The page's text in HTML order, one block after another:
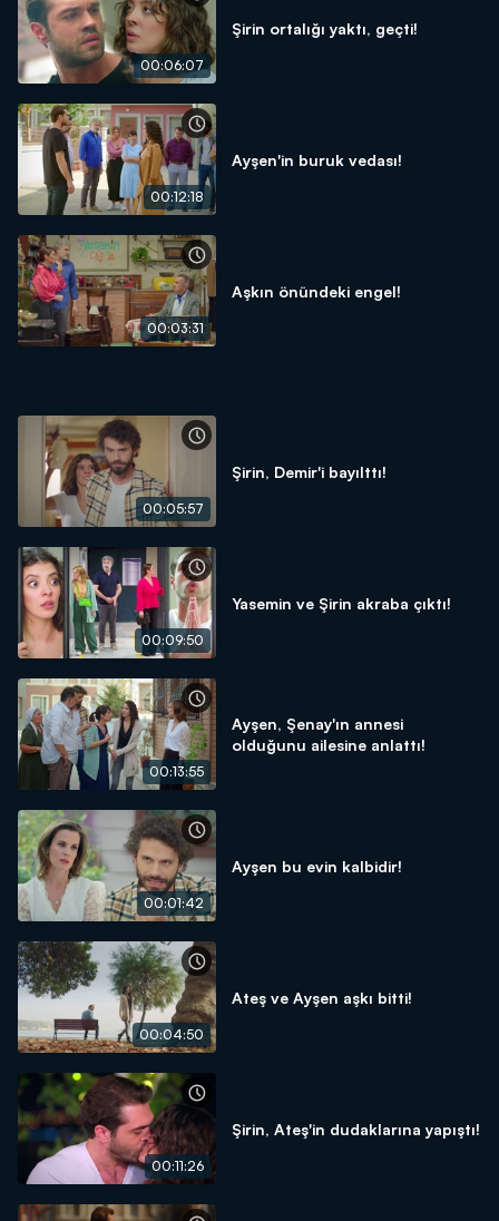
00:06:07
Şirin ortalığı yaktı, geçti!
00:12:18
Ayşen'in buruk vedası!
00:03:31
Aşkın önündeki engel!
00:05:57
Şirin, Demir'i bayılttı!
00:09:50
Yasemin ve Şirin akraba çıktı!
00:13:55
Ayşen, Şenay'ın annesi
olduğunu ailesine anlattı!
00:01:42
Ayşen bu evin kalbidir!
00:04:50
Ateş ve Ayşen aşkı bitti!
00:11:26
Şirin, Ateş'in dudaklarına yapıştı!